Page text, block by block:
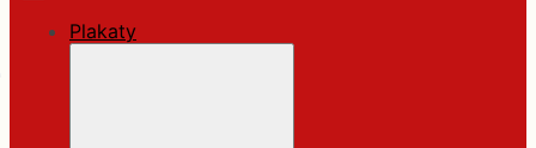
Plakaty